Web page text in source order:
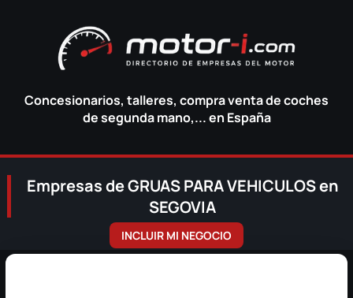
Concesionarios, talleres, compra venta de coches
de segunda mano,... en España
Empresas de GRUAS PARA VEHICULOS en
SEGOVIA
INCLUIR MI NEGOCIO